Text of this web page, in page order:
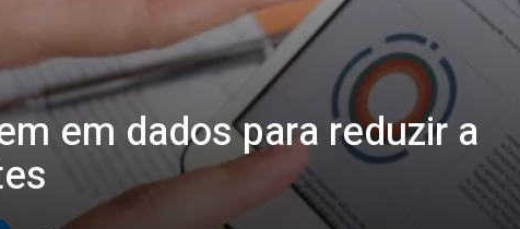
em dados para reduzir a